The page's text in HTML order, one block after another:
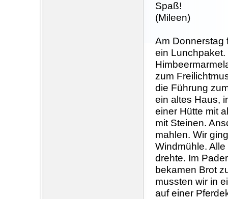
Spaß!
(Mileen)
Am Donnerstag
ein Lunchpaket.
zum
die Führung
ein altes Haus,
einer Hütte mit
mit Steinen.
mahlen. Wir
Windmühle.
drehte. Im
bekamen Brot
mussten wir in
auf einer